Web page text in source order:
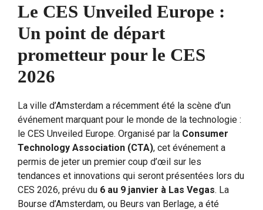
Le CES Unveiled Europe :
Un point de départ
prometteur pour le CES
2026
La ville d’Amsterdam a récemment été la scène d’un
événement marquant pour le monde de la technologie :
le CES Unveiled Europe. Organisé par la Consumer
Technology Association (CTA), cet événement a
permis de jeter un premier coup d’œil sur les
tendances et innovations qui seront présentées lors du
CES 2026, prévu du 6 au 9 janvier à Las Vegas. La
Bourse d’Amsterdam, ou Beurs van Berlage, a été